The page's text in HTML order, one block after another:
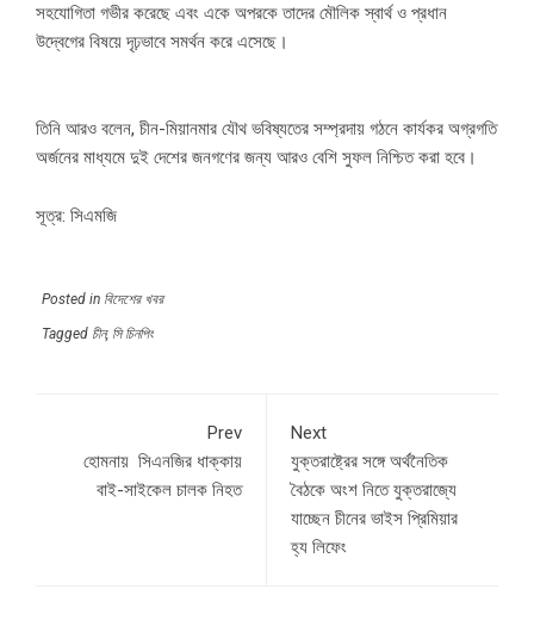
সহযোগিতা গভীর করেছে এবং একে অপরকে তাদের মৌলিক স্বার্থ ও প্রধান
উদ্বেগের বিষয়ে দৃঢ়ভাবে সমর্থন করে এসেছে।
তিনি আরও বলেন, চীন-মিয়ানমার যৌথ ভবিষ্যতের সম্প্রদায় গঠনে কার্যকর অগ্রগতি
অর্জনের মাধ্যমে দুই দেশের জনগণের জন্য আরও বেশি সুফল নিশ্চিত করা হবে।
সূত্র: সিএমজি
Posted in বিদেশের খবর
Tagged চীন, সি চিনপিং
Prev
হোমনায় সিএনজির ধাক্কায়
বাই-সাইকেল চালক নিহত
Next
যুক্তরাষ্ট্রের সঙ্গে অর্থনৈতিক
বৈঠকে অংশ নিতে যুক্তরাজ্যে
যাচ্ছেন চীনের ভাইস প্রিমিয়ার
হ্য লিফেং